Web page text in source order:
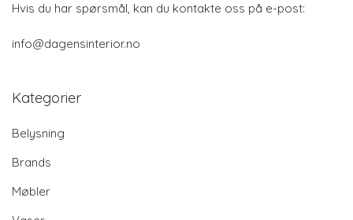
Hvis du har spørsmål, kan du kontakte oss på e-post:
info@dagensinterior.no
Kategorier
Belysning
Brands
Møbler